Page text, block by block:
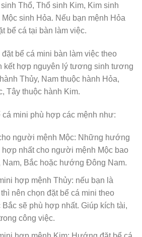
Thổ, Thổ sinh Kim, Kim sinh
sinh Hỏa. Nếu bạn mệnh Hỏa
bể cá tại bàn làm việc.
bể cá mini bàn làm việc theo
kết hợp nguyên lý tương sinh tương
Thủy, Nam thuộc hành Hỏa,
Tây thuộc hành Kim.
mini phù hợp các mệnh như:
người mệnh Mộc: Những hướng
hợp nhất cho người mệnh Mộc bao
Bắc hoặc hướng Đông Nam.
hợp mệnh Thủy: nếu bạn là
nên chọn đặt bể cá mini theo
sẽ phù hợp nhất. Giúp kích tài,
công việc.